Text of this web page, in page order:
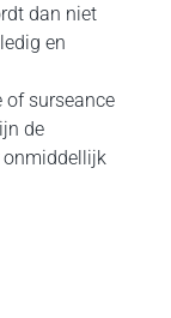
dan niet
en
of surseance
de
onmiddellijk